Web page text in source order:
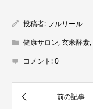
投稿者: フルリール
健康サロン,玄米酵素,
コメント:0